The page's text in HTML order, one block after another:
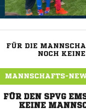
FÜR DIE
NOCH
MANNSCHAFTS-
FÜR DEN SPVG
KEINE